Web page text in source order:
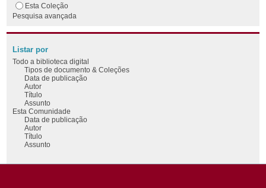
Esta Coleção
Pesquisa avançada
Listar por
Todo a biblioteca digital
Tipos de documento & Coleções
Data de publicação
Autor
Título
Assunto
Esta Comunidade
Data de publicação
Autor
Título
Assunto